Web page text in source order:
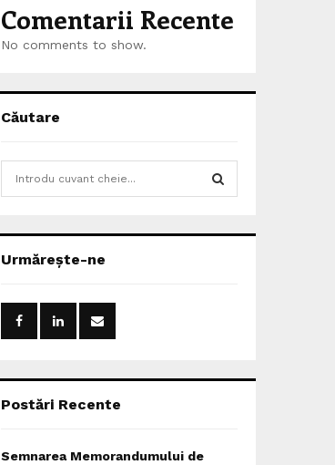
Comentarii Recente
No comments to show.
Căutare
h
o
:
Urmărește-ne
Postări Recente
Semnarea Memorandumului de